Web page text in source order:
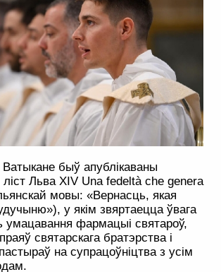
быў апублікаваны
ліст Льва XIV Una fedeltà che genera
мовы: «Вернасць, якая
у якім звяртаецца ўвага
умацавання фармацыі святароў,
святарскага братэрства і
на супрацоўніцтва з усім